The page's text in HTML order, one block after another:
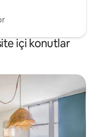
içi konutlar